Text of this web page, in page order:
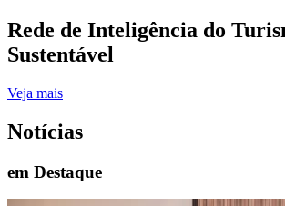
Rede de Inteligência do
Sustentável
Veja mais
Notícias
em Destaque